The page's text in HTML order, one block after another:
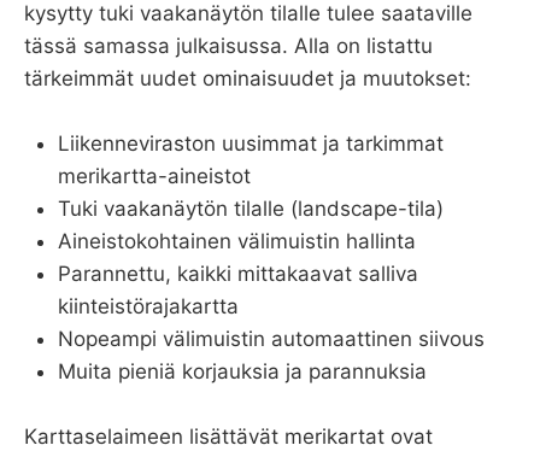
kysytty tuki vaakanäytön tilalle tulee saataville
tässä samassa julkaisussa. Alla on listattu
tärkeimmät uudet ominaisuudet ja muutokset:
Liikenneviraston uusimmat ja tarkimmat
merikartta-aineistot
Tuki vaakanäytön tilalle (landscape-tila)
Aineistokohtainen välimuistin hallinta
Parannettu, kaikki mittakaavat salliva
kiinteistörajakartta
Nopeampi välimuistin automaattinen siivous
Muita pieniä korjauksia ja parannuksia
Karttaselaimeen lisättävät merikartat ovat